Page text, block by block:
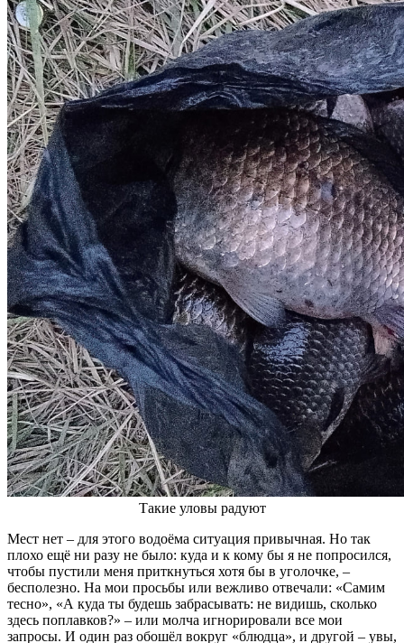
Такие уловы радуют
Мест нет – для этого водоёма ситуация привычная. Но так
плохо ещё ни разу не было: куда и к кому бы я не попросился,
чтобы пустили меня приткнуться хотя бы в уголочке, –
бесполезно. На мои просьбы или вежливо отвечали: «Самим
тесно», «А куда ты будешь забрасывать: не видишь, сколько
здесь поплавков?» – или молча игнорировали все мои
запросы. И один раз обошёл вокруг «блюдца», и другой – увы,